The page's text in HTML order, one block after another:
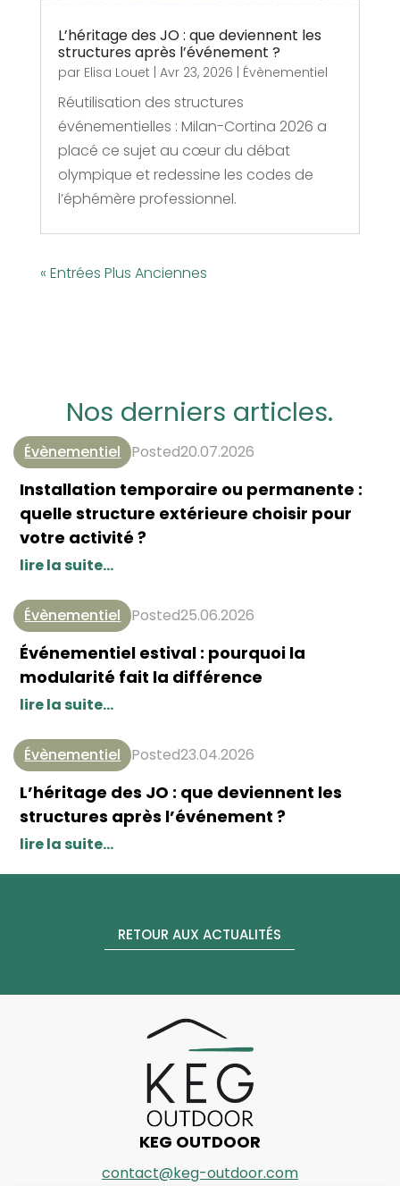
L’héritage des JO : que deviennent les
structures après l’événement ?
par Elisa Louet Avr 23, 2026 Évènementiel
Réutilisation des structures
événementielles : Milan-Cortina 2026 a
placé ce sujet au cœur du débat
olympique et redessine les codes de
l’éphémère professionnel.
« Entrées Plus Anciennes
Nos derniers articles.
Installation temporaire ou permanente :
quelle structure extérieure choisir pour
votre activité ?
20.07.2026
Évènementiel
lire la suite...
Événementiel estival : pourquoi la
modularité fait la différence
25.06.2026
Évènementiel
lire la suite...
L’héritage des JO : que deviennent les
structures après l’événement ?
23.04.2026
Évènementiel
lire la suite...
RETOUR AUX ACTUALITÉS
KEG OUTDOOR
contact@keg-outdoor.com